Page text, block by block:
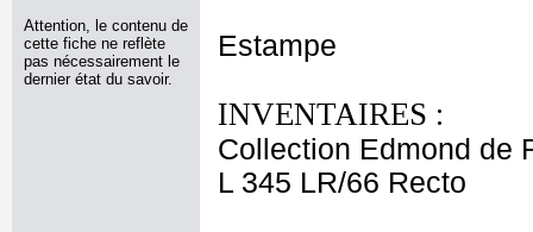
Attention, le contenu de
cette fiche ne reflète
pas nécessairement le
dernier état du savoir.
Estampe
INVENTAIRES :
Collection Edmond de
L 345 LR/66 Recto